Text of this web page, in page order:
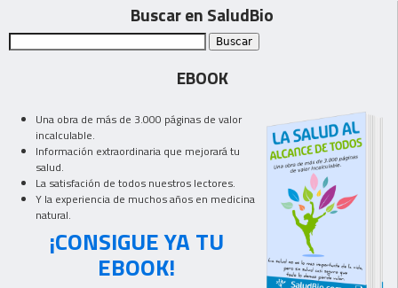
Buscar en SaludBio
EBOOK
Una obra de más de 3.000 páginas de valor
incalculable.
Información extraordinaria que mejorará tu
salud.
La satisfación de todos nuestros lectores.
Y la experiencia de muchos años en medicina
natural.
¡CONSIGUE YA TU
EBOOK!